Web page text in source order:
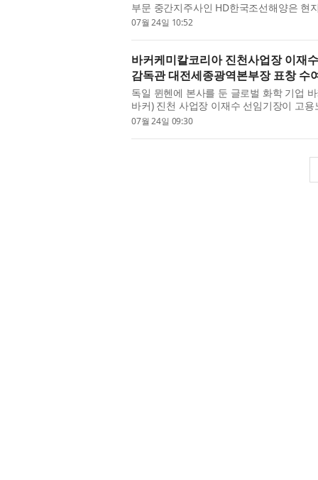
부문 중간지주사인 HD한국조선해양은 현
더스트리 소프트웨어(Siemens Digital
07월 24일 10:52
바커케미칼코리아 진천사업장 이재
감독관 대전세종광역본부장 표창 수
독일 뮌헨에 본사를 둔 글로벌 화학 기업
바커) 진천 사업장 이재수 선임기장이 고
역보건대회(이하 대회)에서 명예산업안전
07월 24일 09:30